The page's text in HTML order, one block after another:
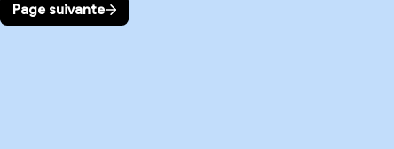
Page suivante